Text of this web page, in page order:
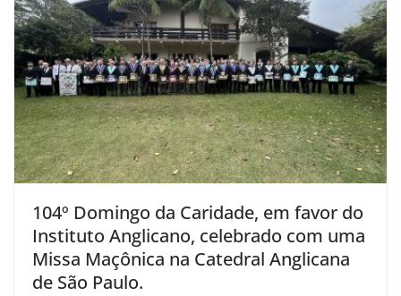
104º Domingo da Caridade, em favor do
Instituto Anglicano, celebrado com uma
Missa Maçônica na Catedral Anglicana
de São Paulo.